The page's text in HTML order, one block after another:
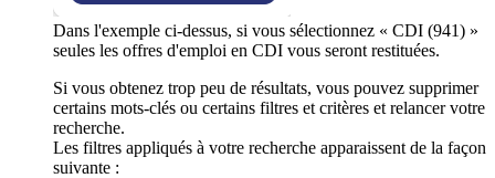
Dans l'exemple ci-dessus, si vous sélectionnez « CDI (941) »
seules les offres d'emploi en CDI vous seront restituées.
Si vous obtenez trop peu de résultats, vous pouvez supprimer
certains mots-clés ou certains filtres et critères et relancer votre
recherche.
Les filtres appliqués à votre recherche apparaissent de la façon
suivante :